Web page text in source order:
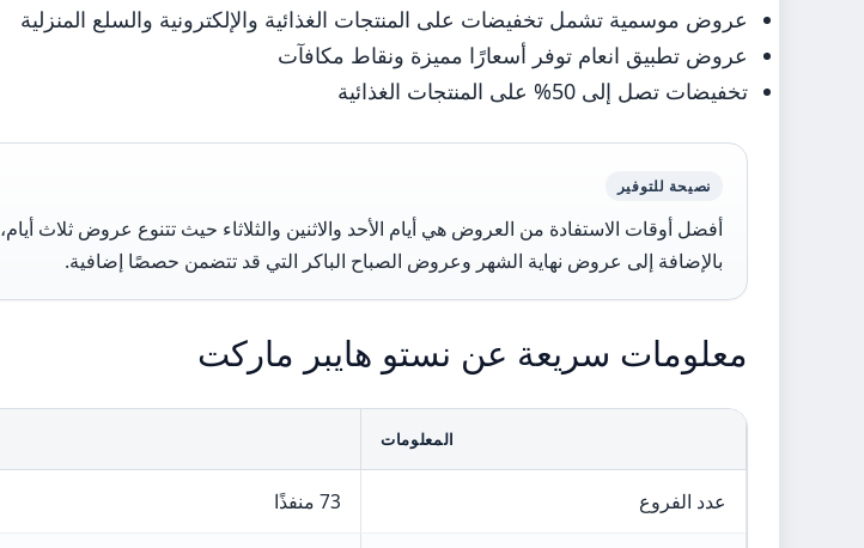
عروض موسمية تشمل تخفيضات على المنتجات الغذائية والإلكترونية والسلع المنزلية
عروض تطبيق انعام توفر أسعارًا مميزة ونقاط مكافآت
تخفيضات تصل إلى 50% على المنتجات الغذائية
نصيحة للتوفير
أفضل أوقات الاستفادة من العروض هي أيام الأحد والاثنين والثلاثاء حيث تتنوع عروض ثلاث أيام،
بالإضافة إلى عروض نهاية الشهر وعروض الصباح الباكر التي قد تتضمن حصصًا إضافية.
معلومات سريعة عن نستو هايبر ماركت
المعلومات
عدد الفروع 73 منفذًا